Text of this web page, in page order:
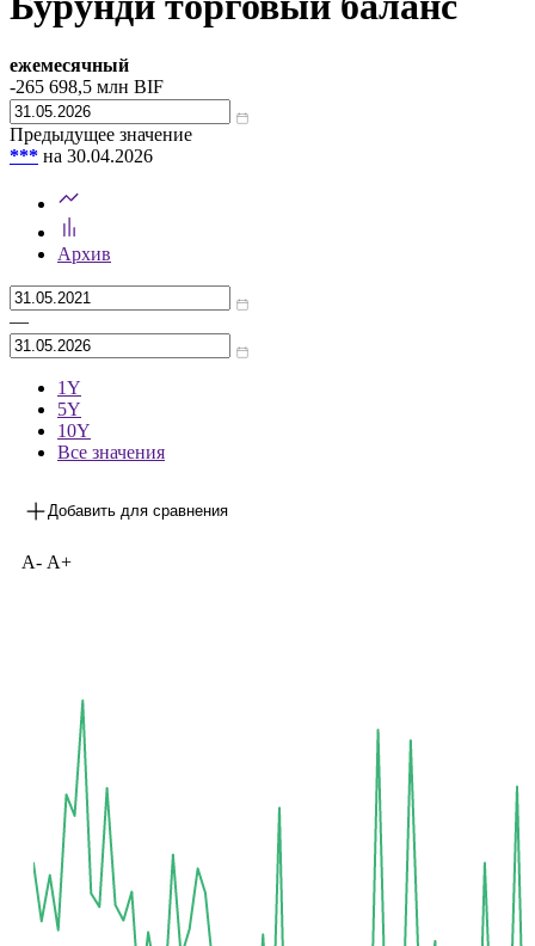
ежемесячный
-265 698,5 млн BIF
Предыдущее значение
*** на 30.04.2026
Архив
—
1Y
5Y
10Y
Все значения
Добавить для сравнения